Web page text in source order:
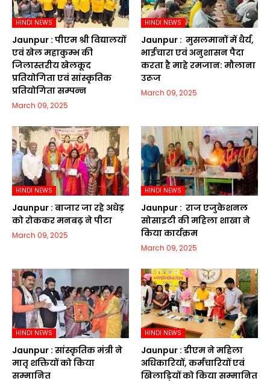
HINDI NEWS
Jaunpur :​ पीएम श्री विद्यालयों
एवं खेल महाकुम्भ की
जिलास्तरीय खेलकूद
प्रतियोगिता एवं सांस्कृतिक
प्रतियोगिता सम्पन्न
March 09, 2025
HINDI NEWS
Jaunpur : ​ मुसलमानों में धैर्य,
भाईचारा एवं अनुशासन पैदा
करता है माहे रमजान: मौलाना
उरूज
March 09, 2025
HINDI NEWS
Jaunpur :​ बाजार जा रहे अधेड़
को रोककर मनबढ़ ने पीटा
March 09, 2025
HINDI NEWS
Jaunpur : ​ ​राज एजुकेशनल
सोसाइटी की महिला शाखा ने
किया कार्यक्रम
March 09, 2025
HINDI NEWS
Jaunpur :​ सांस्कृतिक मंत्री ने
मातृ शक्तियों को किया
सम्मानित
HINDI NEWS
Jaunpur :​ डीएम ने महिला
अधिकारियों, कर्मचारियों एवं
खिलाड़ियों को किया सम्मानित